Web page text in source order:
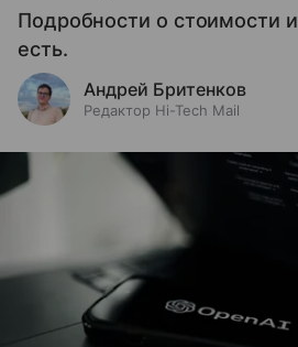
Подробности о стоимости
есть.
Андрей Бритенков
Редактор Hi-Tech Mail